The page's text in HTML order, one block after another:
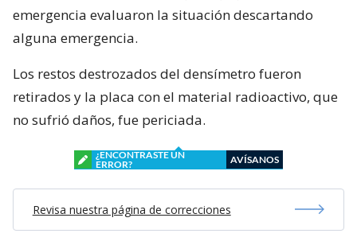
emergencia evaluaron la situación descartando
alguna emergencia.
Los restos destrozados del densímetro fueron
retirados y la placa con el material radioactivo, que
no sufrió daños, fue periciada.
¿ENCONTRASTE UN
ERROR?
AVÍSANOS
Revisa nuestra página de correcciones